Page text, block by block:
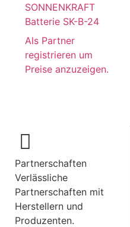
SONNENKRAFT
Batterie SK-B-24
Als Partner
registrieren um
Preise anzuzeigen.
Partnerschaften
Verlässliche
Partnerschaften mit
Herstellern und
Produzenten.